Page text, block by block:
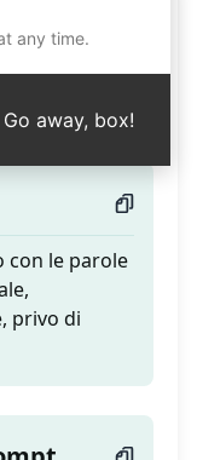
con le parole
privo di
any time.
Go away, box!